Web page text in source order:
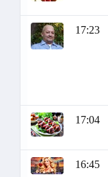
17:23
17:04
16:45